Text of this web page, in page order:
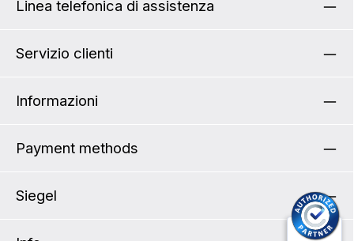
Linea telefonica di assistenza
Servizio clienti
Informazioni
Payment methods
Siegel